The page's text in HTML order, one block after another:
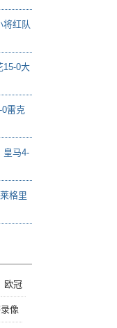
将红队
15-0大
0雷克
皇马4-
格里
欧冠
像